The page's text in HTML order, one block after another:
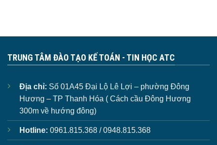
TRUNG TÂM ĐÀO TẠO KẾ TOÁN - TIN HỌC ATC
Địa chỉ: Số 01A45 Đại Lộ Lê Lợi – phường Đông
Hương – TP Thanh Hóa ( Cách cầu Đông Hương
300m về hướng đông)
Hotline: 0961.815.368 / 0948.815.368